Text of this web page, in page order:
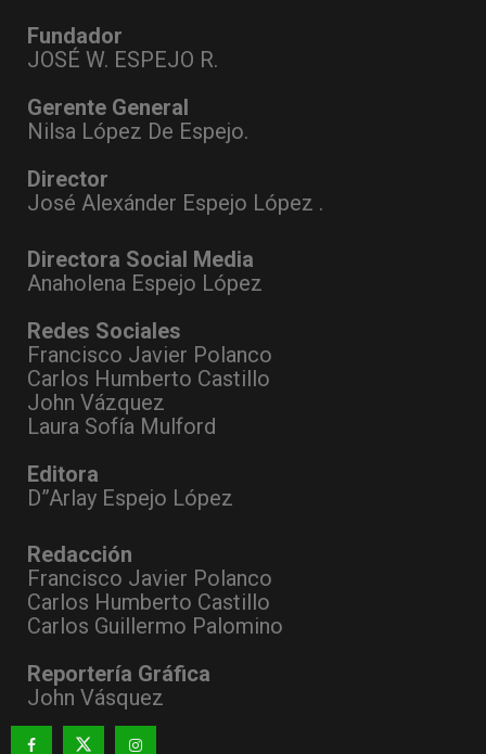
Fundador
JOSÉ W. ESPEJO R.
Gerente General
Nilsa López De Espejo.
Director
José Alexánder Espejo López .
Directora Social Media
Anaholena Espejo López
Redes Sociales
Francisco Javier Polanco
Carlos Humberto Castillo
John Vázquez
Laura Sofía Mulford
Editora
D”Arlay Espejo López
Redacción
Francisco Javier Polanco
Carlos Humberto Castillo
Carlos Guillermo Palomino
Reportería Gráfica
John Vásquez